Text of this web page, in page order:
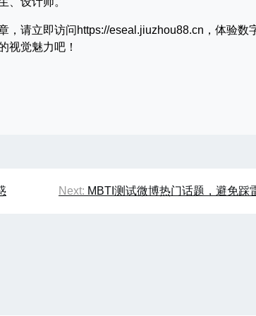
，请立即访问https://eseal.jiuzhou88.cn，体验数
视觉魅力吧！
Next: MBTI测试微博热门话题，避免踩